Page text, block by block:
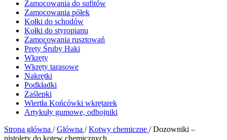
Zamocowania do sufitów
Zamocowania półek
Kołki do schodów
Kołki do styropianu
Zamocowania rusztowań
Pręty Śruby Haki
Wkręty
Wkręty tarasowe
Nakrętki
Podkładki
Zaślepki
Wiertła Końcówki wkrętarek
Artykuły gumowe, odbojniki
Strona główna / Główna / Kotwy chemiczne / Dozowniki –